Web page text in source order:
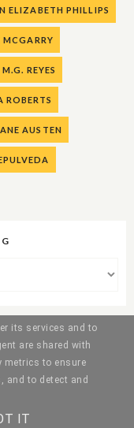
ELIZABETH PHILLIPS
MCGARRY
M.G. REYES
ROBERTS
AUSTEN
its services and to
are shared with
metrics to ensure
and to detect and
IT